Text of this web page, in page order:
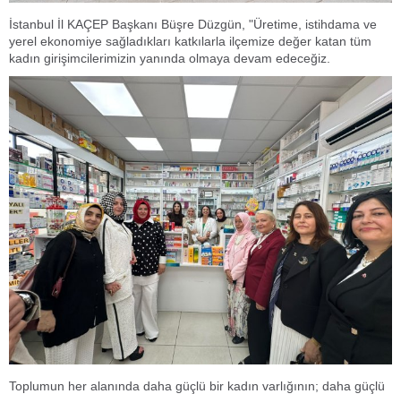
İstanbul İl KAÇEP Başkanı Büşre Düzgün, "Üretime, istihdama ve
yerel ekonomiye sağladıkları katkılarla ilçemize değer katan tüm
kadın girişimcilerimizin yanında olmaya devam edeceğiz.
Toplumun her alanında daha güçlü bir kadın varlığının; daha güçlü